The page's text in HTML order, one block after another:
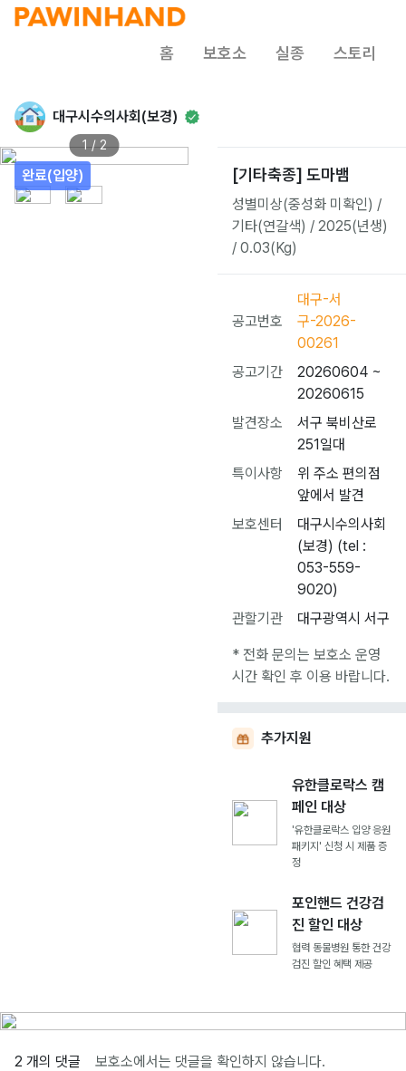
홈 보호소 실종 스토리
대구시수의사회(보경)
완료(입양)
1 / 2
[기타축종] 도마뱀
성별미상(중성화 미확인) /
기타(연갈색) / 2025(년생)
/ 0.03(Kg)
공고번호
대구-서
구-2026-
00261
공고기간
20260604 ~
20260615
발견장소
서구 북비산로
251일대
특이사항
위 주소 편의점
앞에서 발견
보호센터
대구시수의사회
(보경) (tel :
053-559-
9020)
관할기관
대구광역시 서구
* 전화 문의는 보호소 운영
시간 확인 후 이용 바랍니다.
추가지원
유한클로락스 캠
페인 대상
'유한클로락스 입양 응원
패키지' 신청 시 제품 증
정
포인핸드 건강검
진 할인 대상
협력 동물병원 통한 건강
검진 할인 혜택 제공
2 개의 댓글 보호소에서는 댓글을 확인하지 않습니다.